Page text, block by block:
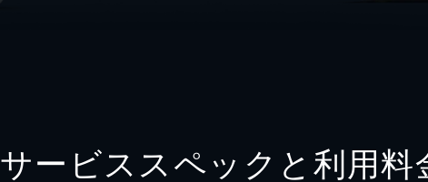
サービススペックと利用料